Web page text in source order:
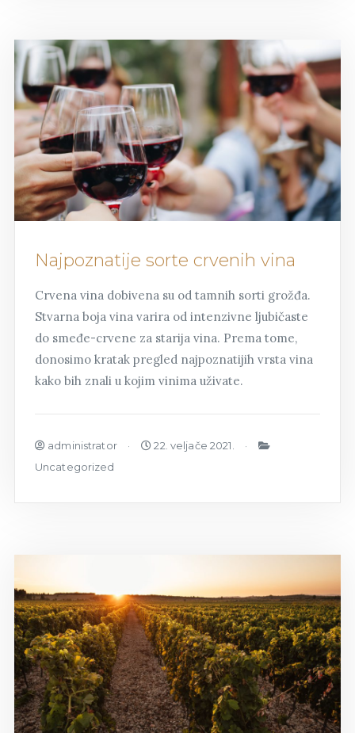
Najpoznatije sorte crvenih vina
Crvena vina dobivena su od tamnih sorti grožđa.
Stvarna boja vina varira od intenzivne ljubičaste
do smeđe-crvene za starija vina. Prema tome,
donosimo kratak pregled najpoznatijih vrsta vina
kako bih znali u kojim vinima uživate.
administrator
22. veljače 2021.
Uncategorized